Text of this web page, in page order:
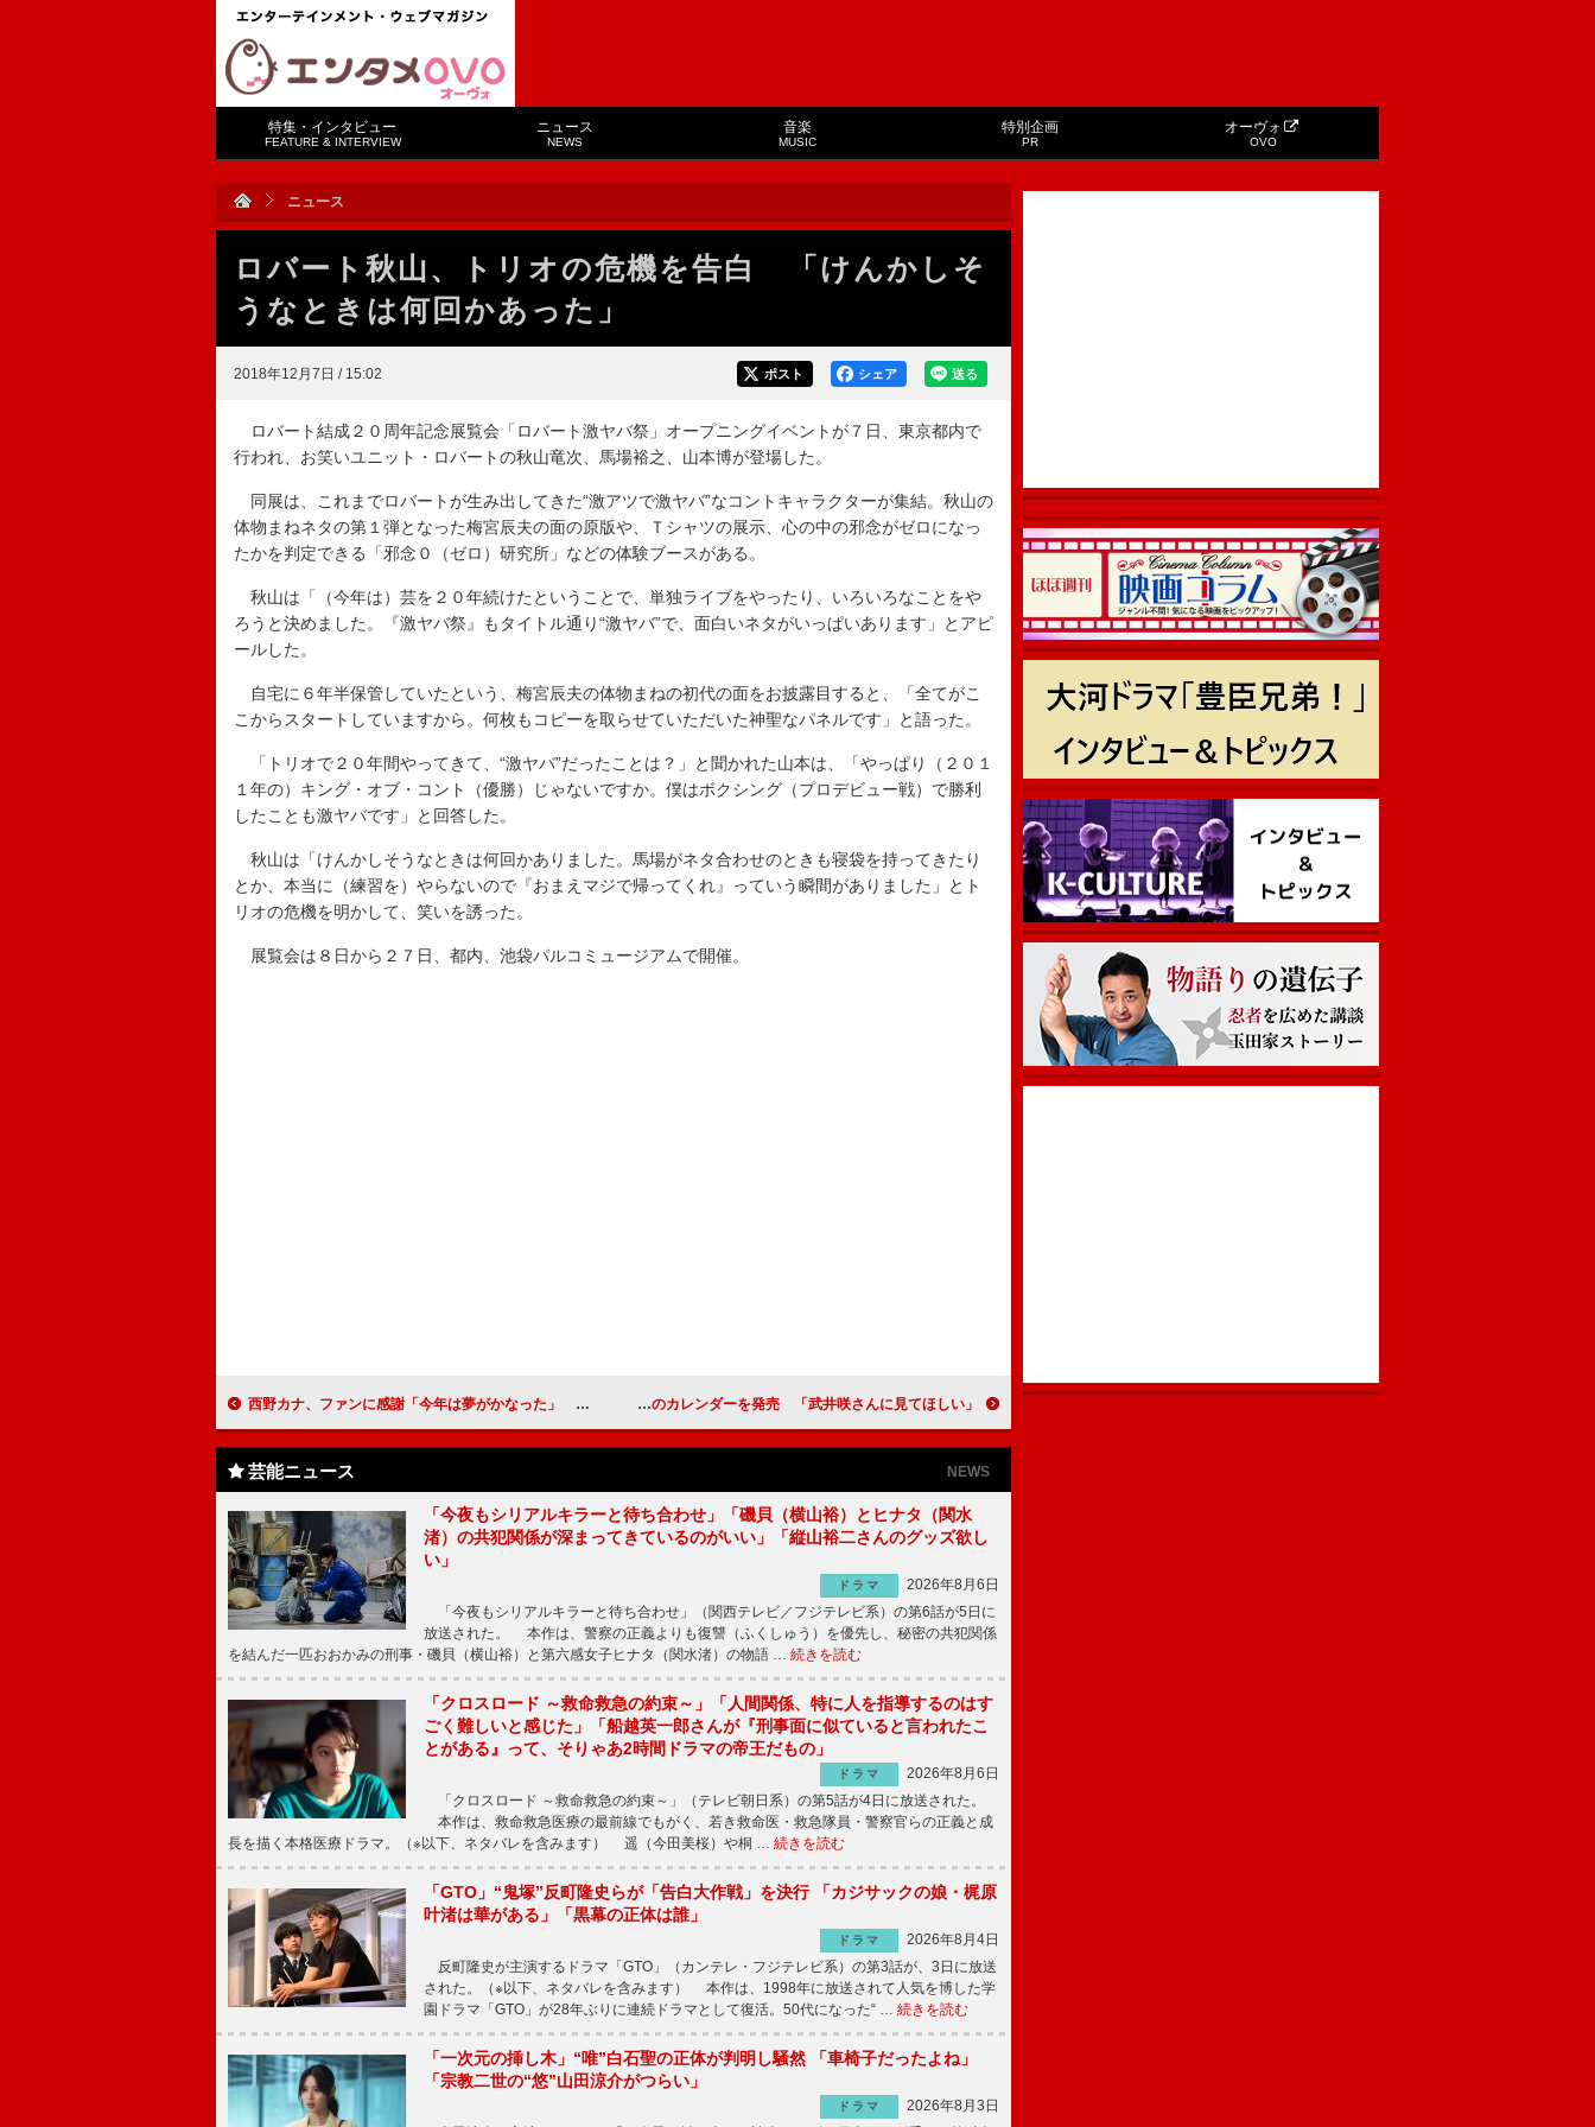
特集・インタビュー
FEATURE & INTERVIEW
ニュース
NEWS
音楽
MUSIC
特別企画
PR
オーヴォ
OVO
ニュース
ロバート秋山、トリオの危機を告白 「けんかしそ
うなときは何回かあった」
2018年12月7日 / 15:02 送る
シェア
ポスト
ロバート結成２０周年記念展覧会「ロバート激ヤバ祭」オープニングイベントが７日、東京都内で
行われ、お笑いユニット・ロバートの秋山竜次、馬場裕之、山本博が登場した。
同展は、これまでロバートが生み出してきた“激アツで激ヤバ”なコントキャラクターが集結。秋山の
体物まねネタの第１弾となった梅宮辰夫の面の原版や、Ｔシャツの展示、心の中の邪念がゼロになっ
たかを判定できる「邪念０（ゼロ）研究所」などの体験ブースがある。
秋山は「（今年は）芸を２０年続けたということで、単独ライブをやったり、いろいろなことをや
ろうと決めました。『激ヤバ祭』もタイトル通り“激ヤバ”で、面白いネタがいっぱいあります」とアピ
ールした。
自宅に６年半保管していたという、梅宮辰夫の体物まねの初代の面をお披露目すると、「全てがこ
こからスタートしていますから。何枚もコピーを取らせていただいた神聖なパネルです」と語った。
「トリオで２０年間やってきて、“激ヤバ”だったことは？」と聞かれた山本は、「やっぱり（２０１
１年の）キング・オブ・コント（優勝）じゃないですか。僕はボクシング（プロデビュー戦）で勝利
したことも激ヤバです」と回答した。
秋山は「けんかしそうなときは何回かありました。馬場がネタ合わせのときも寝袋を持ってきたり
とか、本当に（練習を）やらないので『おまえマジで帰ってくれ』っていう瞬間がありました」とト
リオの危機を明かして、笑いを誘った。
展覧会は８日から２７日、都内、池袋パルコミュージアムで開催。
西野カナ、ファンに感謝「今年は夢がかなった」 デビュー１０周年、ライブで４７都道府県制覇 井本彩花、初のカレンダーを発売 「武井咲さんに見てほしい」
芸能ニュース NEWS
「今夜もシリアルキラーと待ち合わせ」「磯貝（横山裕）とヒナタ（関水
渚）の共犯関係が深まってきているのがいい」「縦山裕二さんのグッズ欲し
い」
ドラマ
2026年8月6日
「今夜もシリアルキラーと待ち合わせ」（関西テレビ／フジテレビ系）の第6話が5日に
放送された。 本作は、警察の正義よりも復讐（ふくしゅう）を優先し、秘密の共犯関係
を結んだ一匹おおかみの刑事・磯貝（横山裕）と第六感女子ヒナタ（関水渚）の物語 … 続きを読む
「クロスロード ～救命救急の約束～」「人間関係、特に人を指導するのはす
ごく難しいと感じた」「船越英一郎さんが『刑事面に似ていると言われたこ
とがある』って、そりゃあ2時間ドラマの帝王だもの」
ドラマ
2026年8月6日
「クロスロード ～救命救急の約束～」（テレビ朝日系）の第5話が4日に放送された。
本作は、救命救急医療の最前線でもがく、若き救命医・救急隊員・警察官らの正義と成
長を描く本格医療ドラマ。（※以下、ネタバレを含みます） 遥（今田美桜）や桐 … 続きを読む
「GTO」“鬼塚”反町隆史らが「告白大作戦」を決行 「カジサックの娘・梶原
叶渚は華がある」「黒幕の正体は誰」
ドラマ
2026年8月4日
反町隆史が主演するドラマ「GTO」（カンテレ・フジテレビ系）の第3話が、3日に放送
された。（※以下、ネタバレを含みます） 本作は、1998年に放送されて人気を博した学
園ドラマ「GTO」が28年ぶりに連続ドラマとして復活。50代になった“ … 続きを読む
「一次元の挿し木」“唯”白石聖の正体が判明し騒然 「車椅子だったよね」
「宗教二世の“悠”山田涼介がつらい」
ドラマ
2026年8月3日